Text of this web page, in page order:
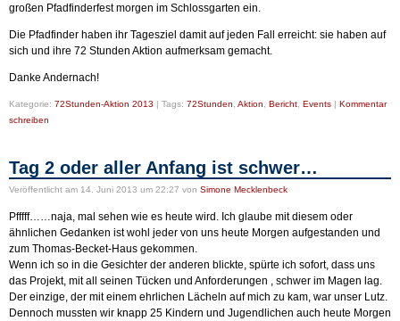
großen Pfadfinderfest morgen im Schlossgarten ein.
Die Pfadfinder haben ihr Tagesziel damit auf jeden Fall erreicht: sie haben auf
sich und ihre 72 Stunden Aktion aufmerksam gemacht.
Danke Andernach!
Kategorie: 72Stunden-Aktion 2013 Tags: 72Stunden, Aktion, Bericht, Events
Kommentar
schreiben
Tag 2 oder aller Anfang ist schwer…
Veröffentlicht am 14. Juni 2013 um 22:27 von Simone Mecklenbeck
Pfffff……naja, mal sehen wie es heute wird. Ich glaube mit diesem oder
ähnlichen Gedanken ist wohl jeder von uns heute Morgen aufgestanden und
zum Thomas-Becket-Haus gekommen.
Wenn ich so in die Gesichter der anderen blickte, spürte ich sofort, dass uns
das Projekt, mit all seinen Tücken und Anforderungen , schwer im Magen lag.
Der einzige, der mit einem ehrlichen Lächeln auf mich zu kam, war unser Lutz.
Dennoch mussten wir knapp 25 Kindern und Jugendlichen auch heute Morgen